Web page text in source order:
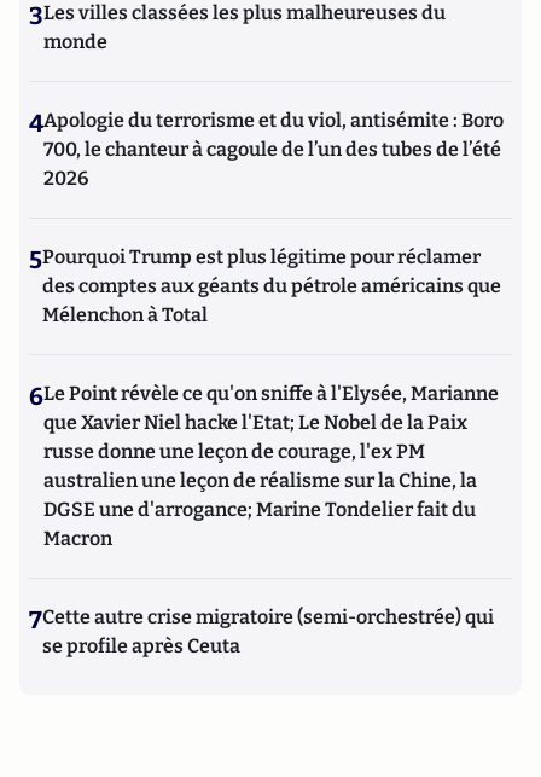
3Les villes classées les plus malheureuses du
monde
4Apologie du terrorisme et du viol, antisémite : Boro
700, le chanteur à cagoule de l’un des tubes de l’été
2026
5Pourquoi Trump est plus légitime pour réclamer
des comptes aux géants du pétrole américains que
Mélenchon à Total
6Le Point révèle ce qu'on sniffe à l'Elysée, Marianne
que Xavier Niel hacke l'Etat; Le Nobel de la Paix
russe donne une leçon de courage, l'ex PM
australien une leçon de réalisme sur la Chine, la
DGSE une d'arrogance; Marine Tondelier fait du
Macron
7Cette autre crise migratoire (semi-orchestrée) qui
se profile après Ceuta